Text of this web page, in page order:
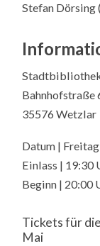
Stefan Dörsing
Bahnhofstraße
35576 Wetzlar
Datum |
Einlass | 19:30
Beginn | 20:00
Tickets für
Mai